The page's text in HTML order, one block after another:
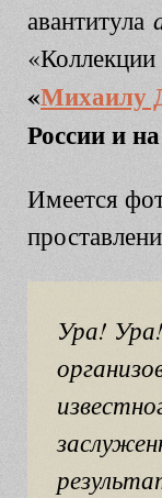
авантитула
«Михаилу
России и
Имеется
Ура!